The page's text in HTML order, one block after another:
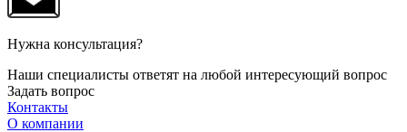
Нужна консультация?
Наши специалисты ответят на любой интересующий вопрос
Задать вопрос
Контакты
О компании